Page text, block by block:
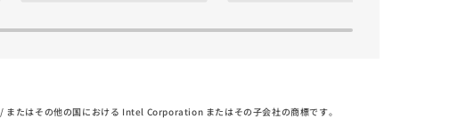
はその他の国における Intel Corporation またはその子会社の商標です。